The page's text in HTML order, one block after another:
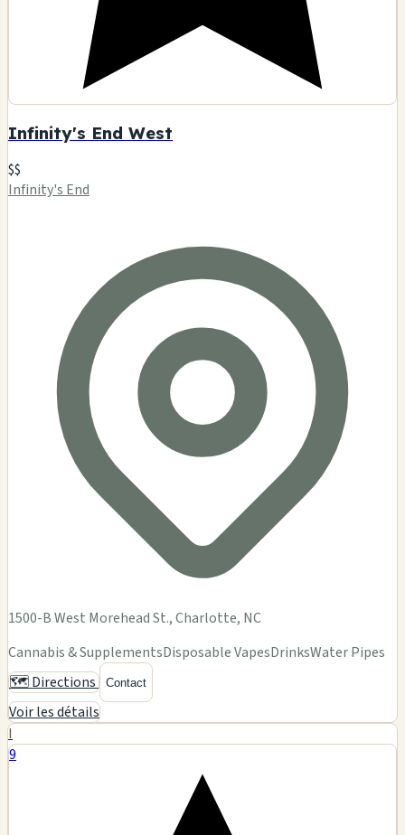
Infinity's End West
$$
Infinity's End
1500-B West Morehead St., Charlotte, NC
Cannabis & SupplementsDisposable VapesDrinksWater Pipes
🗺️ Directions Contact
Voir les détails
I
9